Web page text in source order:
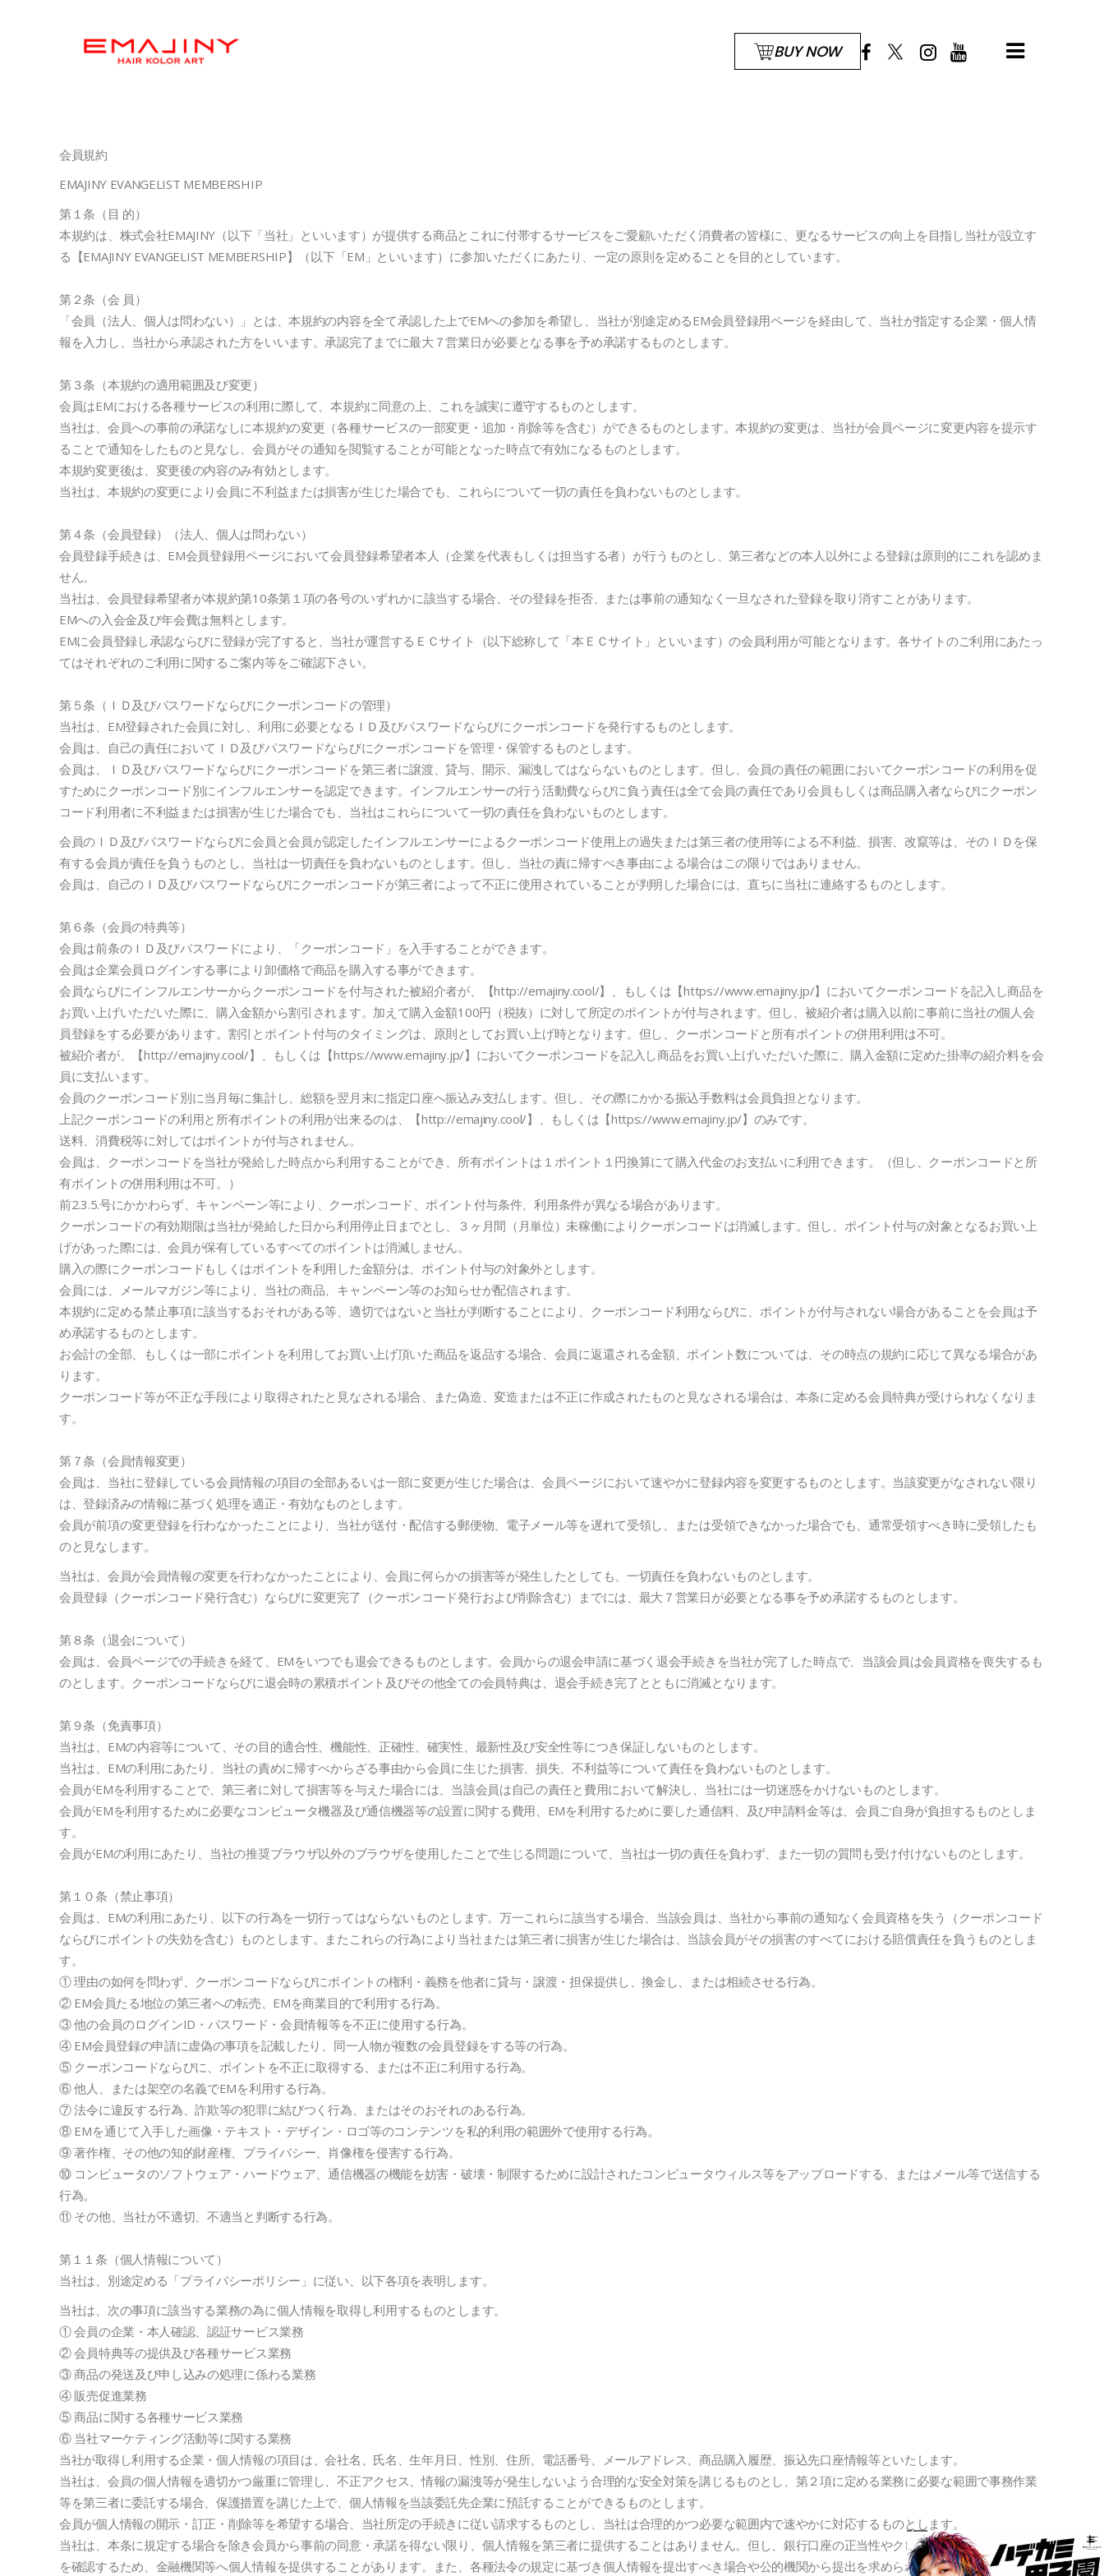
BUY NOW
会員規約
EMAJINY EVANGELIST MEMBERSHIP
第１条（目 的）
本規約は、株式会社EMAJINY（以下「当社」といいます）が提供する商品とこれに付帯するサービスをご愛顧いただく消費者の皆様に、更なるサービスの向上を目指し当社が設立す
る【EMAJINY EVANGELIST MEMBERSHIP】（以下「EM」といいます）に参加いただくにあたり、一定の原則を定めることを目的としています。
第２条（会 員）
「会員（法人、個人は問わない）」とは、本規約の内容を全て承認した上でEMへの参加を希望し、当社が別途定めるEM会員登録用ページを経由して、当社が指定する企業・個人情
報を入力し、当社から承認された方をいいます。承認完了までに最大７営業日が必要となる事を予め承諾するものとします。
第３条（本規約の適用範囲及び変更）
会員はEMにおける各種サービスの利用に際して、本規約に同意の上、これを誠実に遵守するものとします。
当社は、会員への事前の承諾なしに本規約の変更（各種サービスの一部変更・追加・削除等を含む）ができるものとします。本規約の変更は、当社が会員ページに変更内容を提示す
ることで通知をしたものと見なし、会員がその通知を閲覧することが可能となった時点で有効になるものとします。
本規約変更後は、変更後の内容のみ有効とします。
当社は、本規約の変更により会員に不利益または損害が生じた場合でも、これらについて一切の責任を負わないものとします。
第４条（会員登録）（法人、個人は問わない）
会員登録手続きは、EM会員登録用ページにおいて会員登録希望者本人（企業を代表もしくは担当する者）が行うものとし、第三者などの本人以外による登録は原則的にこれを認めま
せん。
当社は、会員登録希望者が本規約第10条第１項の各号のいずれかに該当する場合、その登録を拒否、または事前の通知なく一旦なされた登録を取り消すことがあります。
EMへの入会金及び年会費は無料とします。
EMに会員登録し承認ならびに登録が完了すると、当社が運営するＥＣサイト（以下総称して「本ＥＣサイト」といいます）の会員利用が可能となります。各サイトのご利用にあたっ
てはそれぞれのご利用に関するご案内等をご確認下さい。
第５条（ＩＤ及びパスワードならびにクーポンコードの管理）
当社は、EM登録された会員に対し、利用に必要となるＩＤ及びパスワードならびにクーポンコードを発行するものとします。
会員は、自己の責任においてＩＤ及びパスワードならびにクーポンコードを管理・保管するものとします。
会員は、ＩＤ及びパスワードならびにクーポンコードを第三者に譲渡、貸与、開示、漏洩してはならないものとします。但し、会員の責任の範囲においてクーポンコードの利用を促
すためにクーポンコード別にインフルエンサーを認定できます。インフルエンサーの行う活動費ならびに負う責任は全て会員の責任であり会員もしくは商品購入者ならびにクーポン
コード利用者に不利益または損害が生じた場合でも、当社はこれらについて一切の責任を負わないものとします。
会員のＩＤ及びパスワードならびに会員と会員が認定したインフルエンサーによるクーポンコード使用上の過失または第三者の使用等による不利益、損害、改竄等は、そのＩＤを保
有する会員が責任を負うものとし、当社は一切責任を負わないものとします。但し、当社の責に帰すべき事由による場合はこの限りではありません。
会員は、自己のＩＤ及びパスワードならびにクーポンコードが第三者によって不正に使用されていることが判明した場合には、直ちに当社に連絡するものとします。
第６条（会員の特典等）
会員は前条のＩＤ及びパスワードにより、「クーポンコード」を入手することができます。
会員は企業会員ログインする事により卸価格で商品を購入する事ができます。
会員ならびにインフルエンサーからクーポンコードを付与された被紹介者が、【http://emajiny.cool/】、もしくは【https://www.emajiny.jp/】においてクーポンコードを記入し商品を
お買い上げいただいた際に、購入金額から割引されます。加えて購入金額100円（税抜）に対して所定のポイントが付与されます。但し、被紹介者は購入以前に事前に当社の個人会
員登録をする必要があります。割引とポイント付与のタイミングは、原則としてお買い上げ時となります。但し、クーポンコードと所有ポイントの併用利用は不可。
被紹介者が、【http://emajiny.cool/】、もしくは【https://www.emajiny.jp/】においてクーポンコードを記入し商品をお買い上げいただいた際に、購入金額に定めた掛率の紹介料を会
員に支払います。
会員のクーポンコード別に当月毎に集計し、総額を翌月末に指定口座へ振込み支払します。但し、その際にかかる振込手数料は会員負担となります。
上記クーポンコードの利用と所有ポイントの利用が出来るのは、【http://emajiny.cool/】、もしくは【https://www.emajiny.jp/】のみです。
送料、消費税等に対してはポイントが付与されません。
会員は、クーポンコードを当社が発給した時点から利用することができ、所有ポイントは１ポイント１円換算にて購入代金のお支払いに利用できます。（但し、クーポンコードと所
有ポイントの併用利用は不可。）
前2.3.5.号にかかわらず、キャンペーン等により、クーポンコード、ポイント付与条件、利用条件が異なる場合があります。
クーポンコードの有効期限は当社が発給した日から利用停止日までとし、３ヶ月間（月単位）未稼働によりクーポンコードは消滅します。但し、ポイント付与の対象となるお買い上
げがあった際には、会員が保有しているすべてのポイントは消滅しません。
購入の際にクーポンコードもしくはポイントを利用した金額分は、ポイント付与の対象外とします。
会員には、メールマガジン等により、当社の商品、キャンペーン等のお知らせが配信されます。
本規約に定める禁止事項に該当するおそれがある等、適切ではないと当社が判断することにより、クーポンコード利用ならびに、ポイントが付与されない場合があることを会員は予
め承諾するものとします。
お会計の全部、もしくは一部にポイントを利用してお買い上げ頂いた商品を返品する場合、会員に返還される金額、ポイント数については、その時点の規約に応じて異なる場合があ
ります。
クーポンコード等が不正な手段により取得されたと見なされる場合、また偽造、変造または不正に作成されたものと見なされる場合は、本条に定める会員特典が受けられなくなりま
す。
第７条（会員情報変更）
会員は、当社に登録している会員情報の項目の全部あるいは一部に変更が生じた場合は、会員ページにおいて速やかに登録内容を変更するものとします。当該変更がなされない限り
は、登録済みの情報に基づく処理を適正・有効なものとします。
会員が前項の変更登録を行わなかったことにより、当社が送付・配信する郵便物、電子メール等を遅れて受領し、または受領できなかった場合でも、通常受領すべき時に受領したも
のと見なします。
当社は、会員が会員情報の変更を行わなかったことにより、会員に何らかの損害等が発生したとしても、一切責任を負わないものとします。
会員登録（クーポンコード発行含む）ならびに変更完了（クーポンコード発行および削除含む）までには、最大７営業日が必要となる事を予め承諾するものとします。
第８条（退会について）
会員は、会員ページでの手続きを経て、EMをいつでも退会できるものとします。会員からの退会申請に基づく退会手続きを当社が完了した時点で、当該会員は会員資格を喪失するも
のとします。クーポンコードならびに退会時の累積ポイント及びその他全ての会員特典は、退会手続き完了とともに消滅となります。
第９条（免責事項）
当社は、EMの内容等について、その目的適合性、機能性、正確性、確実性、最新性及び安全性等につき保証しないものとします。
当社は、EMの利用にあたり、当社の責めに帰すべからざる事由から会員に生じた損害、損失、不利益等について責任を負わないものとします。
会員がEMを利用することで、第三者に対して損害等を与えた場合には、当該会員は自己の責任と費用において解決し、当社には一切迷惑をかけないものとします。
会員がEMを利用するために必要なコンピュータ機器及び通信機器等の設置に関する費用、EMを利用するために要した通信料、及び申請料金等は、会員ご自身が負担するものとしま
す。
会員がEMの利用にあたり、当社の推奨ブラウザ以外のブラウザを使用したことで生じる問題について、当社は一切の責任を負わず、また一切の質問も受け付けないものとします。
第１０条（禁止事項）
会員は、EMの利用にあたり、以下の行為を一切行ってはならないものとします。万一これらに該当する場合、当該会員は、当社から事前の通知なく会員資格を失う（クーポンコード
ならびにポイントの失効を含む）ものとします。またこれらの行為により当社または第三者に損害が生じた場合は、当該会員がその損害のすべてにおける賠償責任を負うものとしま
す。
① 理由の如何を問わず、クーポンコードならびにポイントの権利・義務を他者に貸与・譲渡・担保提供し、換金し、または相続させる行為。
② EM会員たる地位の第三者への転売、EMを商業目的で利用する行為。
③ 他の会員のログインID・パスワード・会員情報等を不正に使用する行為。
④ EM会員登録の申請に虚偽の事項を記載したり、同一人物が複数の会員登録をする等の行為。
⑤ クーポンコードならびに、ポイントを不正に取得する、または不正に利用する行為。
⑥ 他人、または架空の名義でEMを利用する行為。
⑦ 法令に違反する行為、詐欺等の犯罪に結びつく行為、またはそのおそれのある行為。
⑧ EMを通じて入手した画像・テキスト・デザイン・ロゴ等のコンテンツを私的利用の範囲外で使用する行為。
⑨ 著作権、その他の知的財産権、プライバシー、肖像権を侵害する行為。
⑩ コンピュータのソフトウェア・ハードウェア、通信機器の機能を妨害・破壊・制限するために設計されたコンピュータウィルス等をアップロードする、またはメール等で送信する
行為。
⑪ その他、当社が不適切、不適当と判断する行為。
第１１条（個人情報について）
当社は、別途定める「プライバシーポリシー」に従い、以下各項を表明します。
当社は、次の事項に該当する業務の為に個人情報を取得し利用するものとします。
① 会員の企業・本人確認、認証サービス業務
② 会員特典等の提供及び各種サービス業務
③ 商品の発送及び申し込みの処理に係わる業務
④ 販売促進業務
⑤ 商品に関する各種サービス業務
⑥ 当社マーケティング活動等に関する業務
当社が取得し利用する企業・個人情報の項目は、会社名、氏名、生年月日、性別、住所、電話番号、メールアドレス、商品購入履歴、振込先口座情報等といたします。
当社は、会員の個人情報を適切かつ厳重に管理し、不正アクセス、情報の漏洩等が発生しないよう合理的な安全対策を講じるものとし、第２項に定める業務に必要な範囲で事務作業
等を第三者に委託する場合、保護措置を講じた上で、個人情報を当該委託先企業に預託することができるものとします。
会員が個人情報の開示・訂正・削除等を希望する場合、当社所定の手続きに従い請求するものとし、当社は合理的かつ必要な範囲内で速やかに対応するものとします。
当社は、本条に規定する場合を除き会員から事前の同意・承諾を得ない限り、個人情報を第三者に提供することはありません。但し、銀行口座の正当性やクレジットカードの有効性
を確認するため、金融機関等へ個人情報を提供することがあります。また、各種法令の規定に基づき個人情報を提出すべき場合や公的機関から提出を求められた場合も個人情報を提